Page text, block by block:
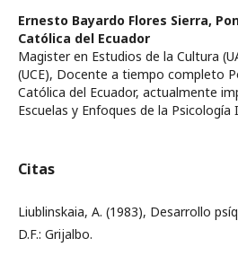
Ernesto Bayardo Flores Sierra,
Católica del Ecuador
Magister en Estudios de la Cultura
(UCE), Docente a tiempo completo
Católica del Ecuador, actualmente
Escuelas y Enfoques de la Psicología
Citas
Liublinskaia, A. (1983), Desarrollo
D.F.: Grijalbo.